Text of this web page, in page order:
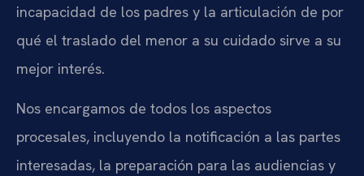
incapacidad de los padres y la articulación de por
qué el traslado del menor a su cuidado sirve a su
mejor interés.
Nos encargamos de todos los aspectos
procesales, incluyendo la notificación a las partes
interesadas, la preparación para las audiencias y